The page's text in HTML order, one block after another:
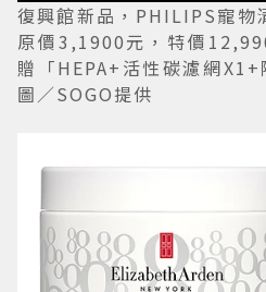
復興館新品，PHILIPS寵物
原價3,1900元，特價
贈「HEPA+活性碳濾網X1+
圖／SOGO提供